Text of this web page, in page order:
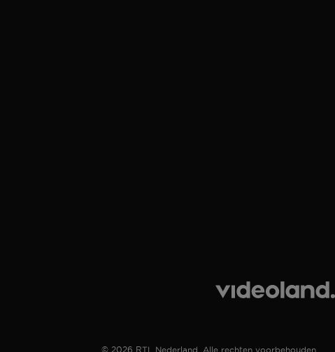
© 2026 RTL Nederland. Alle rechten voorbehouden.